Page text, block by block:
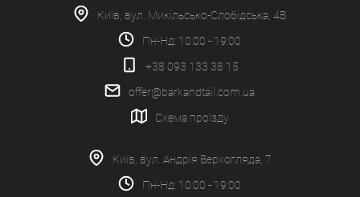
Київ, вул. Микільсько-Слобідська, 4В
Пн-Нд: 10:00 - 19:00
+38 093 133 38 15
offer@barkandtail.com.ua
Схема проїзду
Київ, вул. Андрія Верхогляда, 7
Пн-Нд: 10:00 - 19:00